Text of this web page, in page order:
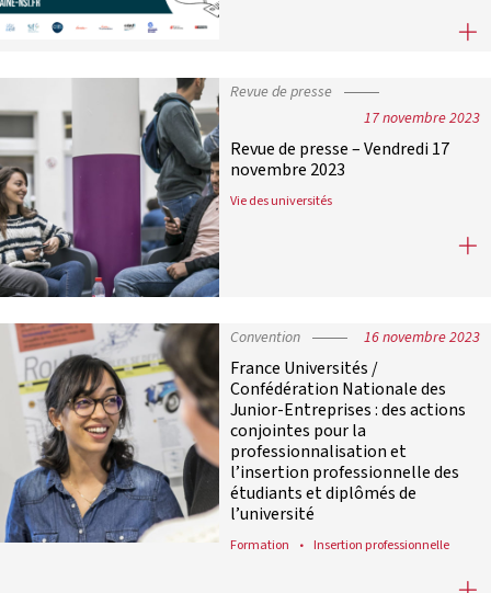
Une semaine pour promouvoir le
Revue de presse
17 novembre 2023
Revue de presse – Vendredi 17
novembre 2023
Vie des universités
Revue de presse – Vendredi 17
Convention 16 novembre 2023
France Universités /
Confédération Nationale des
Junior-Entreprises : des actions
conjointes pour la
professionnalisation et
l’insertion professionnelle des
étudiants et diplômés de
l’université
Formation Insertion professionnelle
France Universités /